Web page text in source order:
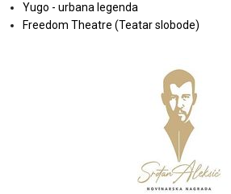
Yugo - urbana legenda
Freedom Theatre (Teatar slobode)